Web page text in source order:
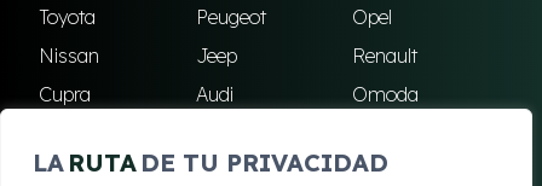
LA RUTA DE TU PRIVACIDAD
Toyota
Peugeot
Opel
Nissan
Jeep
Renault
Cupra
Audi
Omoda
Skoda
Ford Todas las marcas